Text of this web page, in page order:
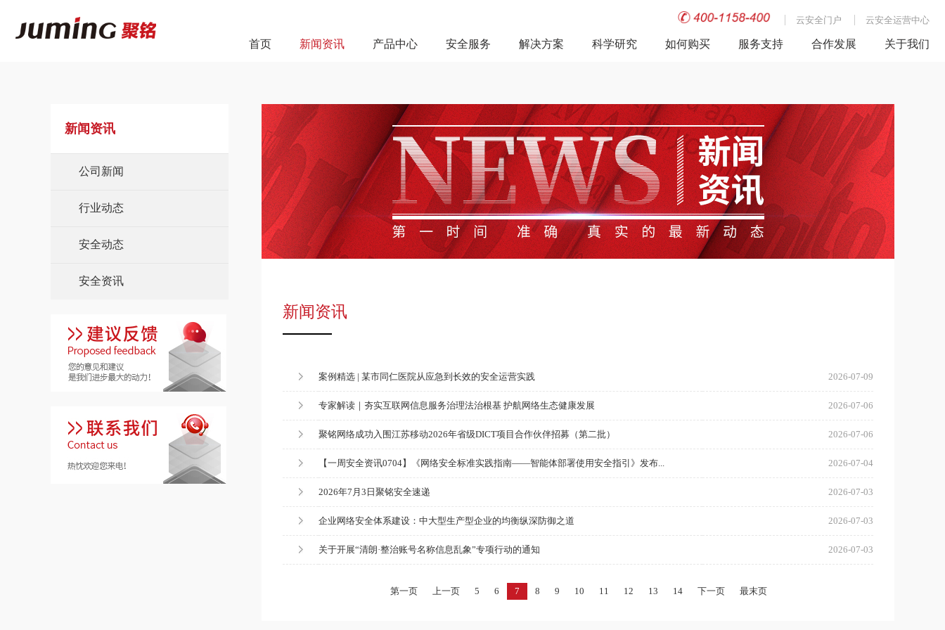
云安全门户 云安全运营中心
首页 新闻资讯 产品中心 安全服务 解决方案 科学研究 如何购买 服务支持 合作发展 关于我们
新闻资讯
公司新闻
行业动态
安全动态
安全资讯
新闻资讯
案例精选 | 某市同仁医院从应急到长效的安全运营实践 2026-07-09
专家解读｜夯实互联网信息服务治理法治根基 护航网络生态健康发展 2026-07-06
聚铭网络成功入围江苏移动2026年省级DICT项目合作伙伴招募（第二批） 2026-07-06
【一周安全资讯0704】《网络安全标准实践指南——智能体部署使用安全指引》发布... 2026-07-04
2026年7月3日聚铭安全速递 2026-07-03
企业网络安全体系建设：中大型生产型企业的均衡纵深防御之道 2026-07-03
关于开展“清朗·整治账号名称信息乱象”专项行动的通知 2026-07-03
第一页 上一页 5 6 7 8 9 10 11 12 13 14 下一页 最末页